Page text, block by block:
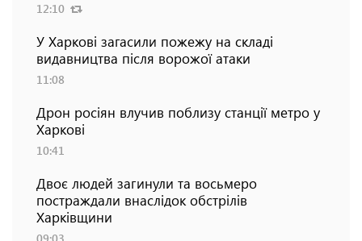
12:10
У Харкові загасили пожежу на складі
видавництва після ворожої атаки
11:08
Дрон росіян влучив поблизу станції метро у
Харкові
10:41
Двоє людей загинули та восьмеро
постраждали внаслідок обстрілів
Харківщини